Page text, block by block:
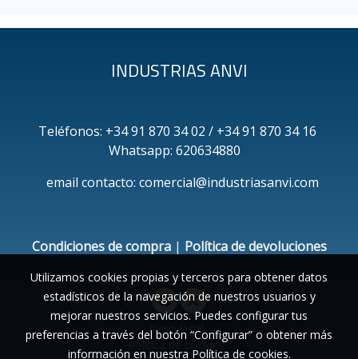
INDUSTRIAS ANVI
Teléfonos: +34 91 870 34 02 / +34 91 870 34 16
Whatsapp: 620634880
email contacto: comercial@industriasanvi.com
Condiciones de compra| Política de devoluciones
Aviso legal
Política de cookies
Utilizamos cookies propias y terceros para obtener datos
estadísticos de la navegación de nuestros usuarios y
mejorar nuestros servicios. Puedes configurar tus
preferencias a través del botón “Configurar” o obtener más
información en nuestra Política de cookies.